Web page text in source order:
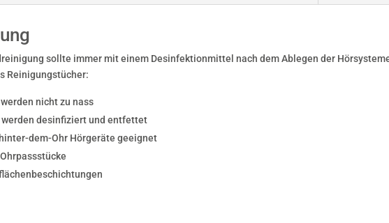
sollte immer mit einem Desinfektionmittel nach dem Ablegen der
Reinigungstücher:
nicht zu nass
desinfiziert und entfettet
dem-Ohr Hörgeräte geeignet